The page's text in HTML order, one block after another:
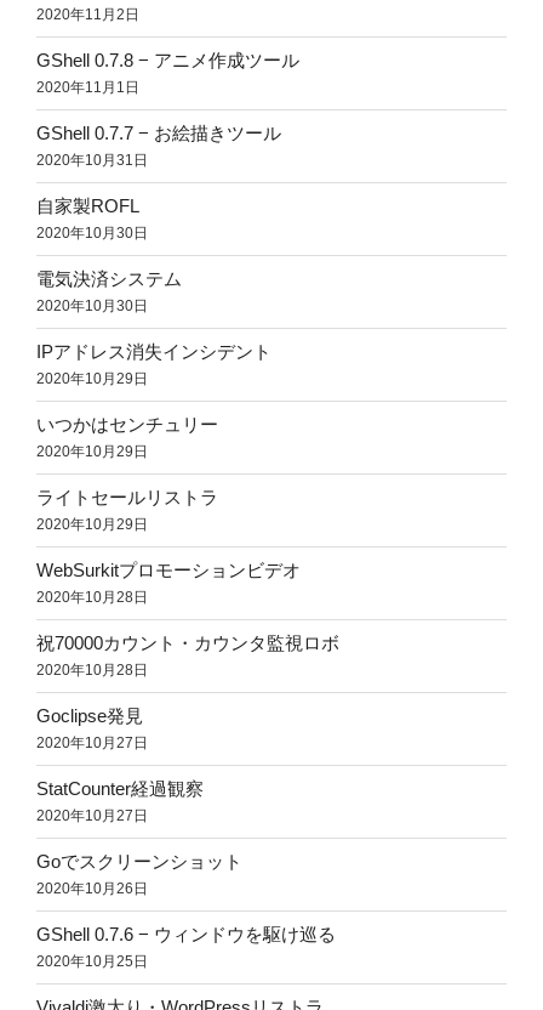
2020年11月2日
GShell 0.7.8 − アニメ作成ツール
2020年11月1日
GShell 0.7.7 − お絵描きツール
2020年10月31日
自家製ROFL
2020年10月30日
電気決済システム
2020年10月30日
IPアドレス消失インシデント
2020年10月29日
いつかはセンチュリー
2020年10月29日
ライトセールリストラ
2020年10月29日
WebSurkitプロモーションビデオ
2020年10月28日
祝70000カウント・カウンタ監視ロボ
2020年10月28日
Goclipse発見
2020年10月27日
StatCounter経過観察
2020年10月27日
Goでスクリーンショット
2020年10月26日
GShell 0.7.6 − ウィンドウを駆け巡る
2020年10月25日